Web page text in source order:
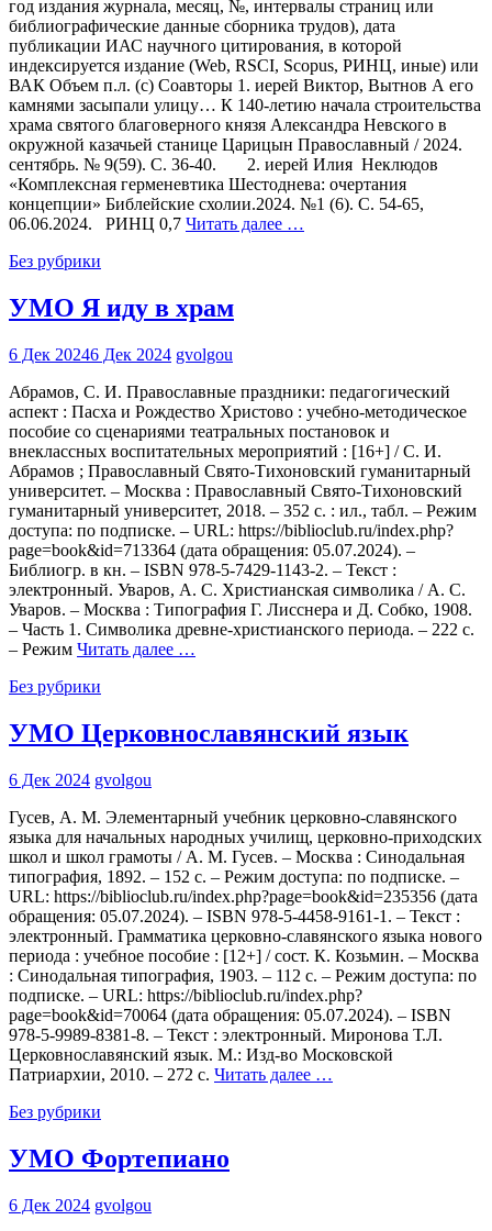
год издания журнала, месяц, №, интервалы страниц или
библиографические данные сборника трудов), дата
публикации ИАС научного цитирования, в которой
индексируется издание (Web, RSCI, Scopus, РИНЦ, иные) или
ВАК Объем п.л. (с) Соавторы 1. иерей Виктор, Вытнов А его
камнями засыпали улицу… К 140-летию начала строительства
храма святого благоверного князя Александра Невского в
окружной казачьей станице Царицын Православный / 2024.
сентябрь. № 9(59). С. 36-40. 2. иерей Илия Неклюдов
«Комплексная герменевтика Шестоднева: очертания
концепции» Библейские схолии.2024. №1 (6). С. 54-65,
06.06.2024. РИНЦ 0,7 Читать далее …
Без рубрики
УМО Я иду в храм
6 Дек 20246 Дек 2024 gvolgou
Абрамов, С. И. Православные праздники: педагогический
аспект : Пасха и Рождество Христово : учебно-методическое
пособие со сценариями театральных постановок и
внеклассных воспитательных мероприятий : [16+] / С. И.
Абрамов ; Православный Свято-Тихоновский гуманитарный
университет. – Москва : Православный Свято-Тихоновский
гуманитарный университет, 2018. – 352 с. : ил., табл. – Режим
доступа: по подписке. – URL: https://biblioclub.ru/index.php?
page=book&id=713364 (дата обращения: 05.07.2024). –
Библиогр. в кн. – ISBN 978-5-7429-1143-2. – Текст :
электронный. Уваров, А. С. Христианская символика / А. С.
Уваров. – Москва : Типография Г. Лисснера и Д. Собко, 1908.
– Часть 1. Символика древне-христианского периода. – 222 с.
– Режим Читать далее …
Без рубрики
УМО Церковнославянский язык
6 Дек 2024 gvolgou
Гусев, А. М. Элементарный учебник церковно-славянского
языка для начальных народных училищ, церковно-приходских
школ и школ грамоты / А. М. Гусев. – Москва : Синодальная
типография, 1892. – 152 с. – Режим доступа: по подписке. –
URL: https://biblioclub.ru/index.php?page=book&id=235356 (дата
обращения: 05.07.2024). – ISBN 978-5-4458-9161-1. – Текст :
электронный. Грамматика церковно-славянского языка нового
периода : учебное пособие : [12+] / сост. К. Козьмин. – Москва
: Синодальная типография, 1903. – 112 с. – Режим доступа: по
подписке. – URL: https://biblioclub.ru/index.php?
page=book&id=70064 (дата обращения: 05.07.2024). – ISBN
978-5-9989-8381-8. – Текст : электронный. Миронова Т.Л.
Церковнославянский язык. М.: Изд-во Московской
Патриархии, 2010. – 272 с. Читать далее …
Без рубрики
УМО Фортепиано
6 Дек 2024 gvolgou